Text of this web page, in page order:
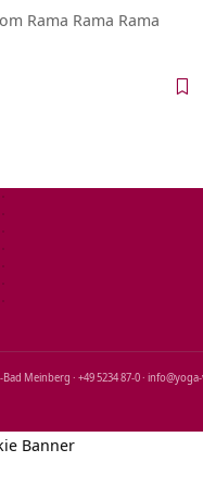
Rama Rama Rama
Meinberg · +49 5234 87‑0 ·
Banner